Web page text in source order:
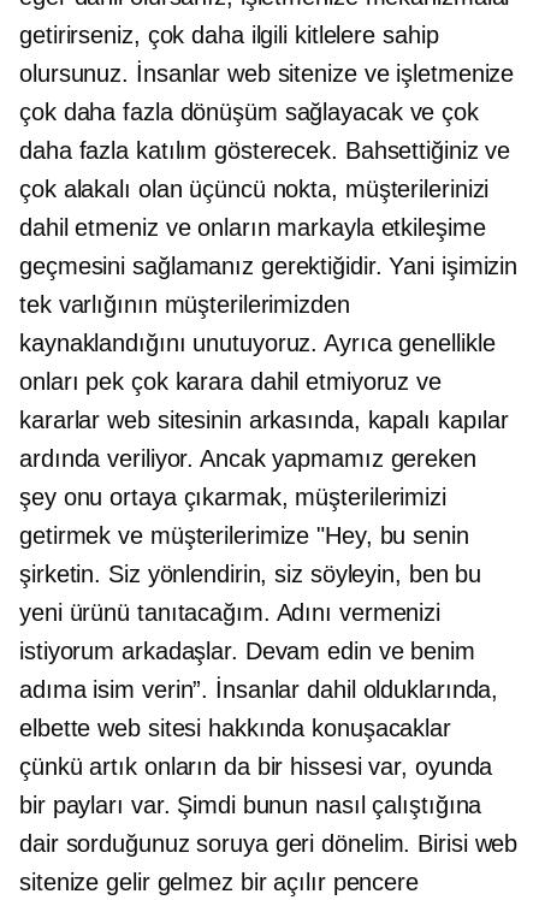
getirirseniz, çok daha ilgili kitlelere sahip
olursunuz. İnsanlar web sitenize ve işletmenize
çok daha fazla dönüşüm sağlayacak ve çok
daha fazla katılım gösterecek. Bahsettiğiniz ve
çok alakalı olan üçüncü nokta, müşterilerinizi
dahil etmeniz ve onların markayla etkileşime
geçmesini sağlamanız gerektiğidir. Yani işimizin
tek varlığının müşterilerimizden
kaynaklandığını unutuyoruz. Ayrıca genellikle
onları pek çok karara dahil etmiyoruz ve
kararlar web sitesinin arkasında, kapalı kapılar
ardında veriliyor. Ancak yapmamız gereken
şey onu ortaya çıkarmak, müşterilerimizi
getirmek ve müşterilerimize "Hey, bu senin
şirketin. Siz yönlendirin, siz söyleyin, ben bu
yeni ürünü tanıtacağım. Adını vermenizi
istiyorum arkadaşlar. Devam edin ve benim
adıma isim verin”. İnsanlar dahil olduklarında,
elbette web sitesi hakkında konuşacaklar
çünkü artık onların da bir hissesi var, oyunda
bir payları var. Şimdi bunun nasıl çalıştığına
dair sorduğunuz soruya geri dönelim. Birisi web
sitenize gelir gelmez bir açılır pencere